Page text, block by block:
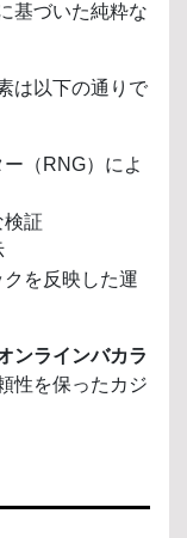
基づいた純粋な
は以下の通りで
（RNG）によ
証
を反映した運
ンラインバカラ
性を保ったカジ